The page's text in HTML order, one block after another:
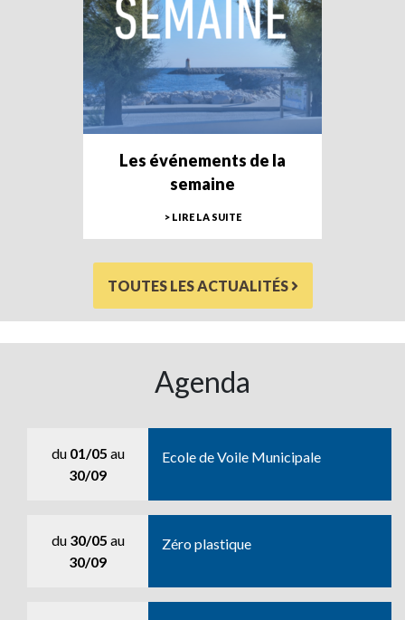
Les événements de la
semaine
> LIRE LA SUITE
TOUTES LES ACTUALITÉS
Agenda
du 01/05 au
30/09
Ecole de Voile Municipale
du 30/05 au
30/09
Zéro plastique